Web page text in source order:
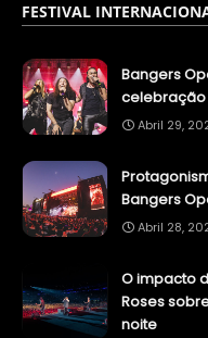
FESTIVAL
Bangers
Abril 29,
Bangers
Abril 28,
O impacto
Roses
noite